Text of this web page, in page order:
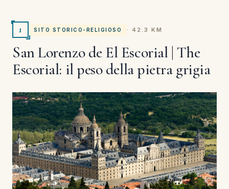
1 SITO STORICO-RELIGIOSO · 42.3 KM
San Lorenzo de El Escorial | The
Escorial: il peso della pietra grigia